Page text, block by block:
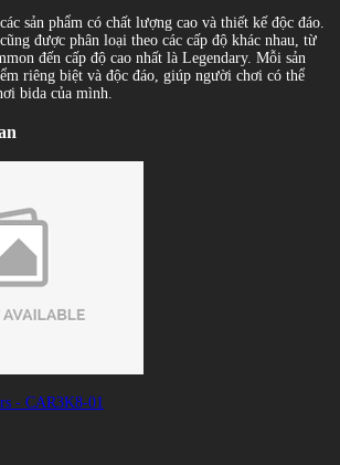
sản phẩm có chất lượng cao và thiết kế độc đáo.
được phân loại theo các cấp độ khác nhau, từ
đến cấp độ cao nhất là Legendary. Mỗi sản
riêng biệt và độc đáo, giúp người chơi có thể
bida của mình.
- CAR3K8-01